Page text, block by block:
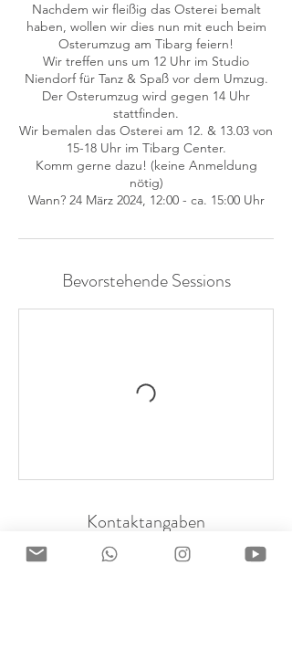
Nachdem wir fleißig das Osterei bemalt
haben, wollen wir dies nun mit euch beim
Osterumzug am Tibarg feiern!
Wir treffen uns um 12 Uhr im Studio
Niendorf für Tanz & Spaß vor dem Umzug.
Der Osterumzug wird gegen 14 Uhr
stattfinden.
Wir bemalen das Osterei am 12. & 13.03 von
15-18 Uhr im Tibarg Center.
Komm gerne dazu! (keine Anmeldung
nötig)
Wann? 24 März 2024, 12:00 - ca. 15:00 Uhr
Bevorstehende Sessions
Kontaktangaben
015735126557